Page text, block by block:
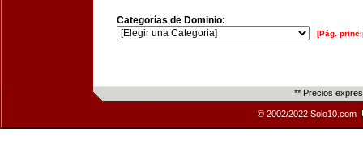
Categorías de Dominio:
[Pág.
** Precios
© 2002/2022 Solo10.com